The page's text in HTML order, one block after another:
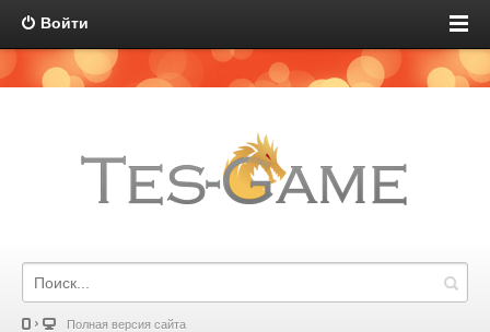
Войти
Полная версия сайта